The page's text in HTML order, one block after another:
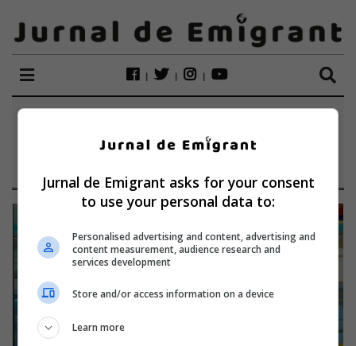
CRISTINA
DOBRE
Jurnal de Emigrant asks for your consent
to use your personal data to:
Personalised advertising and content, advertising and
content measurement, audience research and
services development
Store and/or access information on a device
Learn more